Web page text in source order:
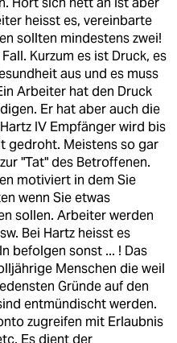
heisst es, vereinbarte
sollten mindestens zwei!
Kurzum es ist Druck, es
aus und es muss
Arbeiter hat den Druck
Er hat aber auch die
IV Empfänger wird bis
gedroht. Meistens so gar
"Tat" des Betroffenen.
motiviert in dem Sie
wenn Sie etwas
sollen. Arbeiter werden
Bei Hartz heisst es
befolgen sonst ... ! Das
Menschen die weil
Gründe auf den
entmündischt werden.
zugreifen mit Erlaubnis
Es dient der